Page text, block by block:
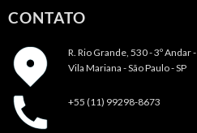
CONTATO
R. Rio Grande, 530 - 3º Andar -
Vila Mariana - São Paulo - SP
+55 (11) 99298-8673